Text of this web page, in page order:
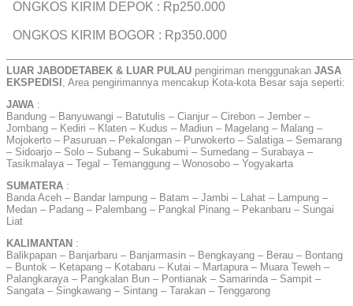
ONGKOS KIRIM DEPOK : Rp250.000
ONGKOS KIRIM BOGOR : Rp350.000
LUAR JABODETABEK & LUAR PULAU pengiriman menggunakan JASA
EKSPEDISI , Area pengirimannya mencakup Kota-kota Besar saja seperti:
JAWA :
Bandung – Banyuwangi – Batutulis – Cianjur – Cirebon – Jember –
Jombang – Kediri – Klaten – Kudus – Madiun – Magelang – Malang –
Mojokerto – Pasuruan – Pekalongan – Purwokerto – Salatiga – Semarang
– Sidoarjo – Solo – Subang – Sukabumi – Sumedang – Surabaya –
Tasikmalaya – Tegal – Temanggung – Wonosobo – Yogyakarta
SUMATERA :
Banda Aceh – Bandar lampung – Batam – Jambi – Lahat – Lampung –
Medan – Padang – Palembang – Pangkal Pinang – Pekanbaru – Sungai
Liat
KALIMANTAN :
Balikpapan – Banjarbaru – Banjarmasin – Bengkayang – Berau – Bontang
– Buntok – Ketapang – Kotabaru – Kutai – Martapura – Muara Teweh –
Palangkaraya – Pangkalan Bun – Pontianak – Samarinda – Sampit –
Sangata – Singkawang – Sintang – Tarakan – Tenggarong